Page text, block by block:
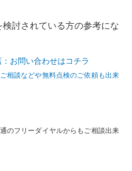
討されている方の参考にな
相談などや無料点検のご依頼も出来
のフリーダイヤルからもご相談出来